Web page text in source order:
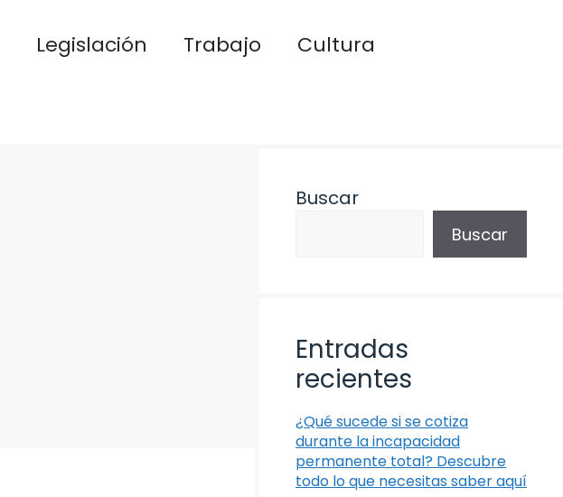
Legislación Trabajo
Cultura
Buscar
Buscar
Entradas
recientes
¿Qué sucede si se cotiza
durante la incapacidad
permanente total? Descubre
todo lo que necesitas saber aquí